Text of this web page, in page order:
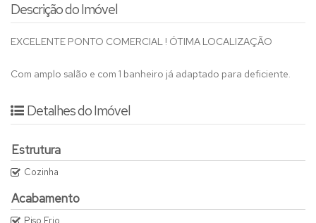
Descrição do Imóvel
EXCELENTE PONTO COMERCIAL ! ÓTIMA LOCALIZAÇÃO
Com amplo salão e com 1 banheiro já adaptado para deficiente.
Detalhes do Imóvel
Estrutura
Cozinha
Acabamento